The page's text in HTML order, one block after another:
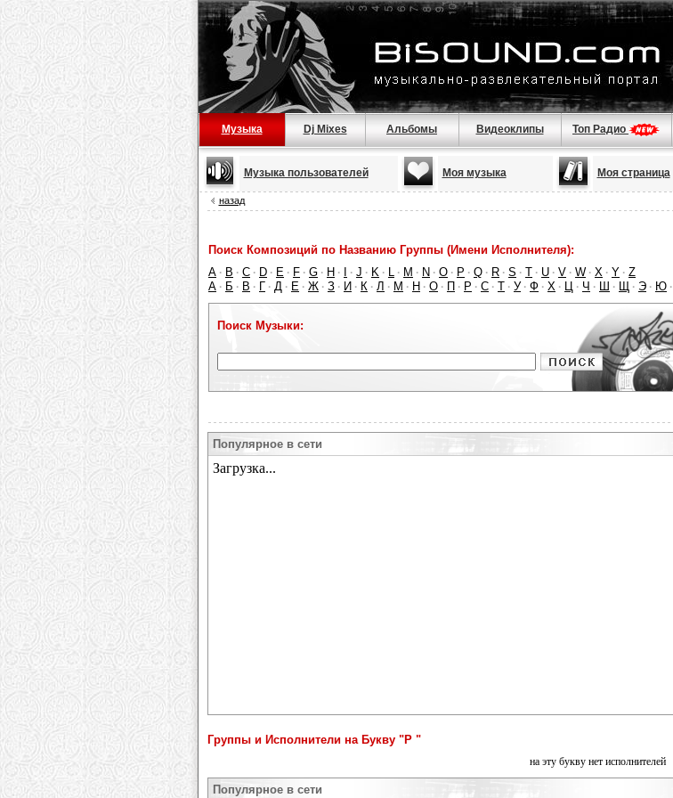
Музыка Dj Mixes Альбомы Видеоклипы Топ Радио
Музыка пользователей Моя музыка Моя страница
назад
Поиск Композиций по Названию Группы (Имени Исполнителя):
A · B · C · D · E · F · G · H · · J · K · L · M · N · O · P · Q · R · S · T · U · V · W · X · Y · Z
А · Б · В · Г · Д · Е · Ж · З · И · К · Л · М · Н · О · П · Р · С · Т · У · Ф · Х · Ц · Ч · Ш · Щ · Э · Ю ·
Поиск Музыки:
Популярное в сети
Группы и Исполнители на Букву "Р "
на эту букву нет исполнителей
Популярное в сети